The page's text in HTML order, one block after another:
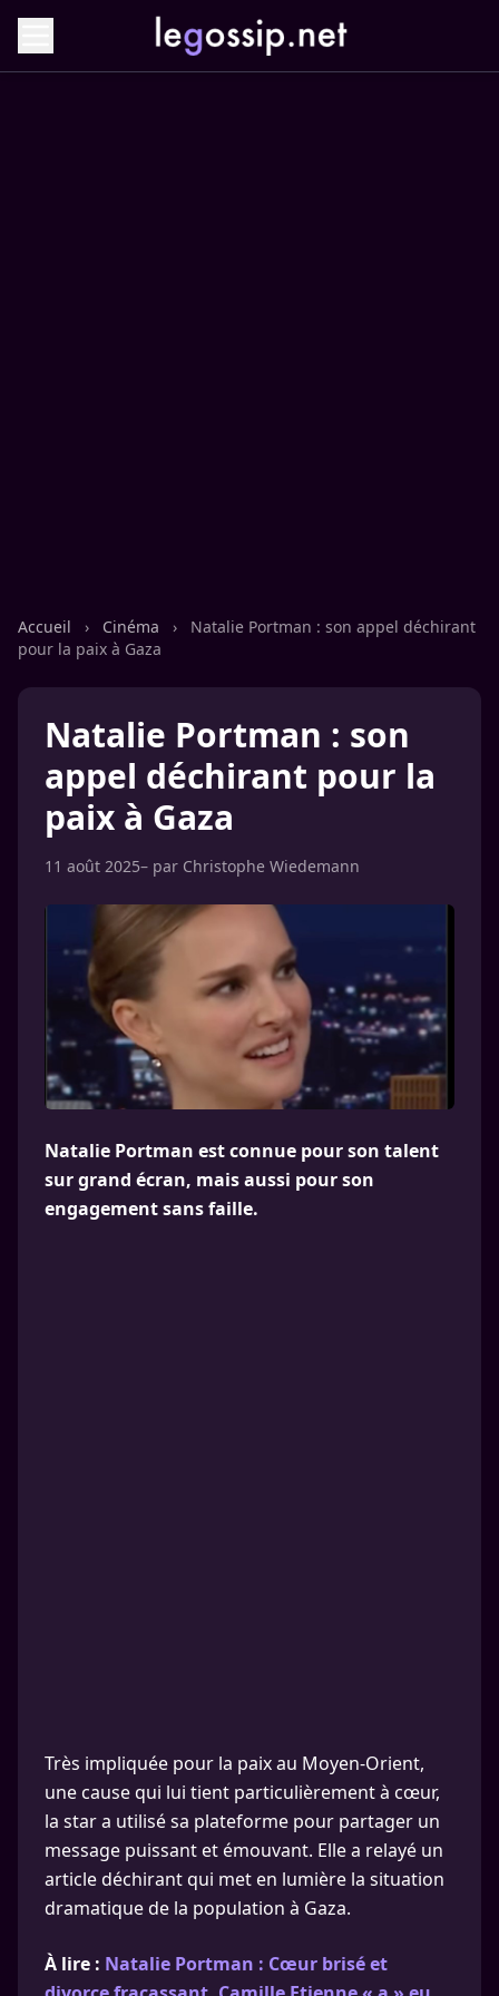
Accueil › Cinéma ›
Natalie Portman : son appel déchirant
pour la paix à Gaza
Natalie Portman : son
appel déchirant pour la
paix à Gaza
11 août 2025– par Christophe Wiedemann
Natalie Portman est connue pour son talent
sur grand écran, mais aussi pour son
engagement sans faille.
Très impliquée pour la paix au Moyen-Orient,
une cause qui lui tient particulièrement à cœur,
la star a utilisé sa plateforme pour partager un
message puissant et émouvant. Elle a relayé un
article déchirant qui met en lumière la situation
dramatique de la population à Gaza.
À lire : Natalie Portman : Cœur brisé et